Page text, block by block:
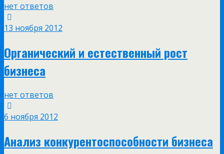
нет ответов
13 ноября 2012
Органический и естественный рост
бизнеса
нет ответов
6 ноября 2012
Анализ конкурентоспособности бизнеса